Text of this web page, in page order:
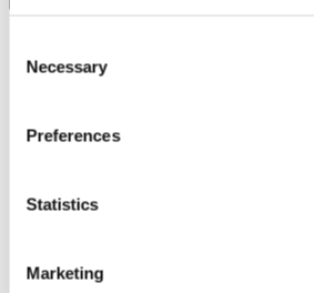
Selection
Necessary
Preferences
Statistics
Marketing
Naised/
Suurus
Seisund